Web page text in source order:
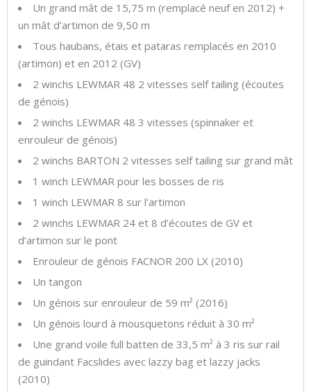
Un grand mât de 15,75 m (remplacé neuf en 2012) +
un mât d’artimon de 9,50 m
Tous haubans, étais et pataras remplacés en 2010
(artimon) et en 2012 (GV)
2 winchs LEWMAR 48 2 vitesses self tailing (écoutes
de génois)
2 winchs LEWMAR 48 3 vitesses (spinnaker et
enrouleur de génois)
2 winchs BARTON 2 vitesses self tailing sur grand mât
1 winch LEWMAR pour les bosses de ris
1 winch LEWMAR 8 sur l’artimon
2 winchs LEWMAR 24 et 8 d’écoutes de GV et
d’artimon sur le pont
Enrouleur de génois FACNOR 200 LX (2010)
Un tangon
Un génois sur enrouleur de 59 m² (2016)
Un génois lourd à mousquetons réduit à 30 m²
Une grand voile full batten de 33,5 m² à 3 ris sur rail
de guindant Facslides avec lazzy bag et lazzy jacks
(2010)